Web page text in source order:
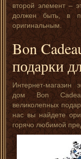
второй элемент –
должен быть, в
оригинальным.
Bon
подарки
Интернет-магазин
дом Bon
великолепных
нас вы найдете
горячо любимой